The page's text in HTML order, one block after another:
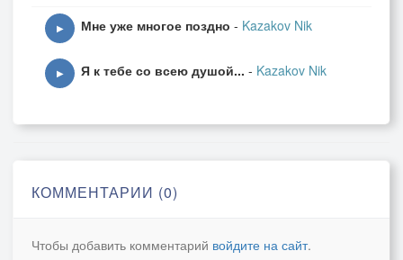
▶ Мне уже многое поздно - Kazakov Nik
▶ Я к тебе со всею душой... - Kazakov Nik
КОММЕНТАРИИ (0)
Чтобы добавить комментарий войдите на сайт.